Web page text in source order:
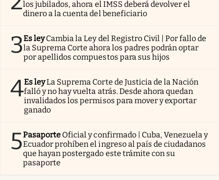
los jubilados, ahora el IMSS deberá devolver el
dinero a la cuenta del beneficiario
3Es ley Cambia la Ley del Registro Civil | Por fallo de
la Suprema Corte ahora los padres podrán optar
por apellidos compuestos para sus hijos
4Es leyLa Suprema Corte de Justicia de la Nación
falló y no hay vuelta atrás. Desde ahora quedan
invalidados los permisos para mover y exportar
ganado
5Pasaporte Oficial y confirmado | Cuba, Venezuela y
Ecuador prohíben el ingreso al país de ciudadanos
que hayan postergado este trámite con su
pasaporte